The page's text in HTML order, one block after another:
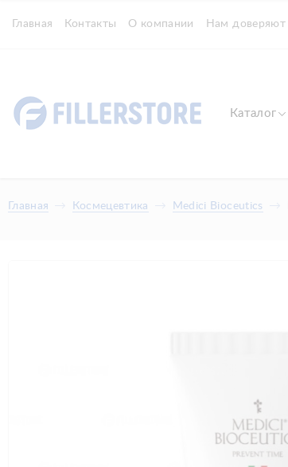
Главная Контакты О компании Нам доверяют
Каталог
Главная Космецевтика Medici Bioceutics